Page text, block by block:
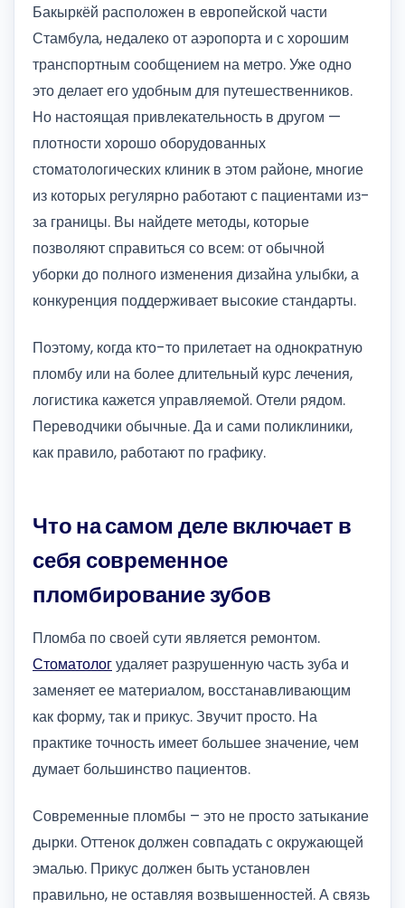
Бакыркёй расположен в европейской части
Стамбула, недалеко от аэропорта и с хорошим
транспортным сообщением на метро. Уже одно
это делает его удобным для путешественников.
Но настоящая привлекательность в другом —
плотности хорошо оборудованных
стоматологических клиник в этом районе, многие
из которых регулярно работают с пациентами из-
за границы. Вы найдете методы, которые
позволяют справиться со всем: от обычной
уборки до полного изменения дизайна улыбки, а
конкуренция поддерживает высокие стандарты.
Поэтому, когда кто-то прилетает на однократную
пломбу или на более длительный курс лечения,
логистика кажется управляемой. Отели рядом.
Переводчики обычные. Да и сами поликлиники,
как правило, работают по графику.
Что на самом деле включает в
себя современное
пломбирование зубов
Пломба по своей сути является ремонтом.
Стоматологудаляет разрушенную часть зуба и
заменяет ее материалом, восстанавливающим
как форму, так и прикус. Звучит просто. На
практике точность имеет большее значение, чем
думает большинство пациентов.
Современные пломбы – это не просто затыкание
дырки. Оттенок должен совпадать с окружающей
эмалью. Прикус должен быть установлен
правильно, не оставляя возвышенностей. А связь